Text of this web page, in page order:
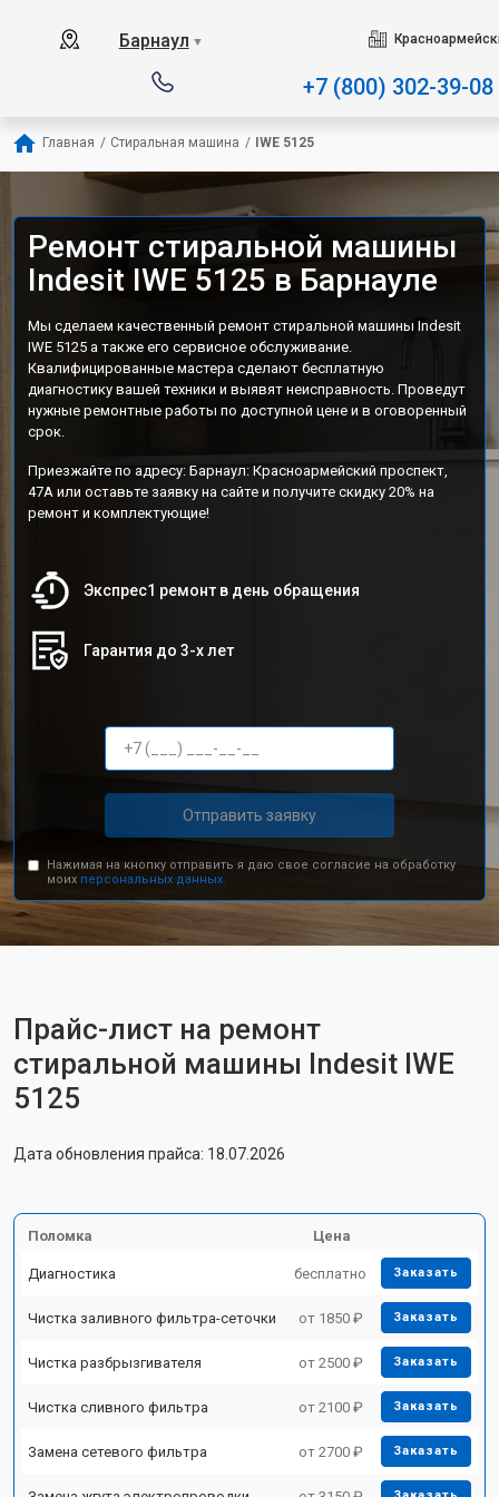
Барнаул ▼
+7 (800) 302-39-08
Главная / Стиральная машина / IWE 5125
Ремонт стиральной машины
Indesit IWE 5125 в Барнауле
Мы сделаем качественный ремонт стиральной машины Indesit
IWE 5125 а также его сервисное обслуживание.
Квалифицированные мастера сделают бесплатную
диагностику вашей техники и выявят неисправность. Проведут
нужные ремонтные работы по доступной цене и в оговоренный
срок.
Приезжайте по адресу: Барнаул: Красноармейский проспект,
47А или оставьте заявку на сайте и получите скидку 20% на
ремонт и комплектующие!
Экспрес1 ремонт в день обращения
Гарантия до 3-х лет
Отправить заявку
Нажимая на кнопку отправить я даю свое согласие на обработку
моих персональных данных.
Прайс-лист на ремонт
стиральной машины Indesit IWE
5125
Дата обновления прайса: 18.07.2026
Поломка Цена
Диагностика бесплатно Заказать
Чистка заливного фильтра-сеточки от 1850 ₽ Заказать
Чистка разбрызгивателя от 2500 ₽ Заказать
Чистка сливного фильтра от 2100 ₽ Заказать
Замена сетевого фильтра от 2700 ₽ Заказать